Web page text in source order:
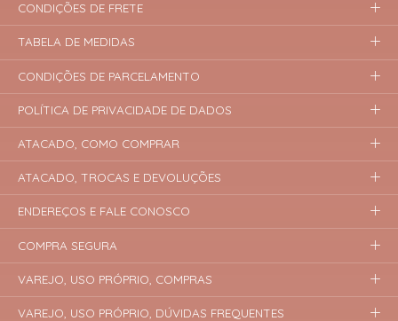
CONDIÇÕES DE FRETE
TABELA DE MEDIDAS
CONDIÇÕES DE PARCELAMENTO
POLÍTICA DE PRIVACIDADE DE DADOS
ATACADO, COMO COMPRAR
ATACADO, TROCAS E DEVOLUÇÕES
ENDEREÇOS E FALE CONOSCO
COMPRA SEGURA
VAREJO, USO PRÓPRIO, COMPRAS
VAREJO, USO PRÓPRIO, DÚVIDAS FREQUENTES